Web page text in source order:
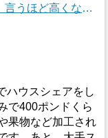
現地での物価や食費についてです。言うほど高くなく、また自炊すれば日本と同じくらいと聞きましたが実際はどうなのか知りたいです。
ハウスシェアをし
で400ポンドくら
果物など加工され